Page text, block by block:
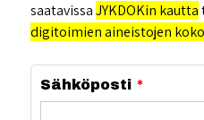
saatavissaJYKDOKin kautta
digitoimien aineistojen
Sähköposti